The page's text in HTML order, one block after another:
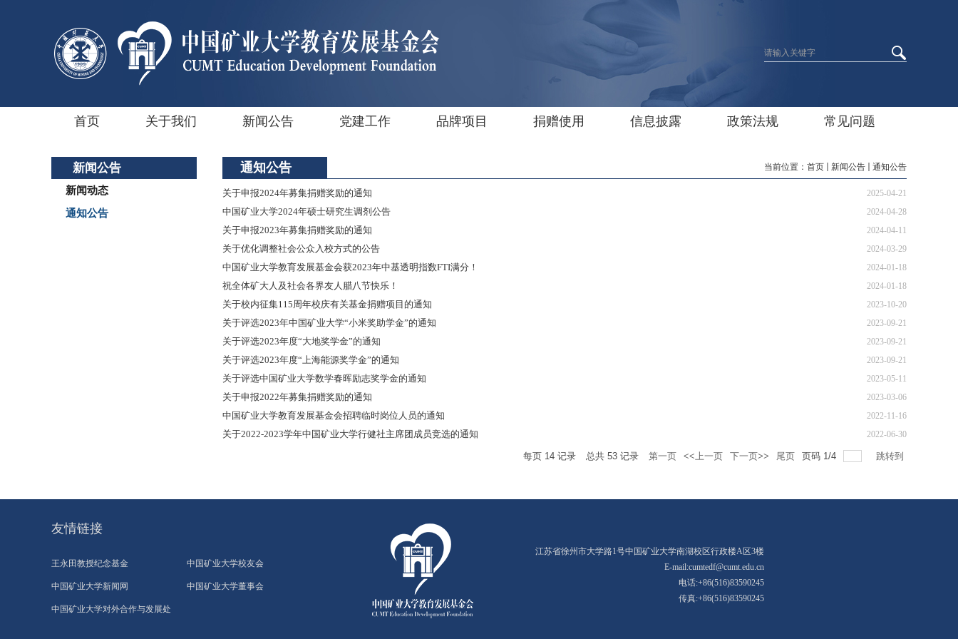
首页 关于我们 新闻公告 党建工作 品牌项目 捐赠使用 信息披露 政策法规 常见问题
新闻公告
新闻动态
通知公告
通知公告 当前位置： 首页 新闻公告 通知公告
关于申报2024年募集捐赠奖励的通知 2025-04-21
中国矿业大学2024年硕士研究生调剂公告 2024-04-28
关于申报2023年募集捐赠奖励的通知 2024-04-11
关于优化调整社会公众入校方式的公告 2024-03-29
中国矿业大学教育发展基金会获2023年中基透明指数FTI满分！ 2024-01-18
祝全体矿大人及社会各界友人腊八节快乐！ 2024-01-18
关于校内征集115周年校庆有关基金捐赠项目的通知 2023-10-20
关于评选2023年中国矿业大学“小米奖助学金”的通知 2023-09-21
关于评选2023年度“大地奖学金”的通知 2023-09-21
关于评选2023年度“上海能源奖学金”的通知 2023-09-21
关于评选中国矿业大学数学春晖励志奖学金的通知 2023-05-11
关于申报2022年募集捐赠奖励的通知 2023-03-06
中国矿业大学教育发展基金会招聘临时岗位人员的通知 2022-11-16
关于2022-2023学年中国矿业大学行健社主席团成员竞选的通知 2022-06-30
每页 14 记录 总共 53 记录 第一页 <<上一页 下一页>> 尾页 页码 1/4 跳转到
友情链接
王永田教授纪念基金 中国矿业大学校友会
中国矿业大学新闻网 中国矿业大学董事会
中国矿业大学对外合作与发展处
江苏省徐州市大学路1号中国矿业大学南湖校区行政楼A区3楼
E-mail:cumtedf@cumt.edu.cn
电话:+86(516)83590245
传真:+86(516)83590245